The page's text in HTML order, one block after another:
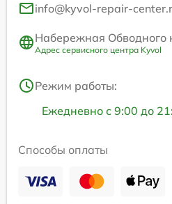
info@kyvol-repair-
Набережная Обводного
Адрес сервисного центра Kyvol
Режим работы:
Ежедневно с 9:00 до
Способы оплаты